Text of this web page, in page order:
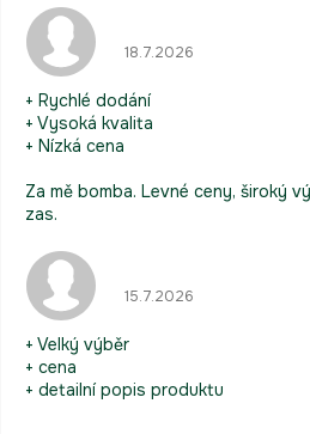
18.7.2026
+ Rychlé dodání
+ Vysoká kvalita
+ Nízká cena
Za mě bomba. Levné ceny, široký
zas.
15.7.2026
+ Velký výběr
+ cena
+ detailní popis produktu